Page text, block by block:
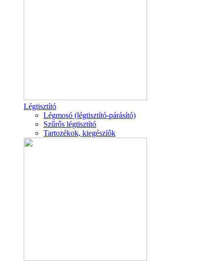
Légtisztító
Légmosó (légtisztító-párásító)
Szűrős légtisztító
Tartozékok, kiegészíők